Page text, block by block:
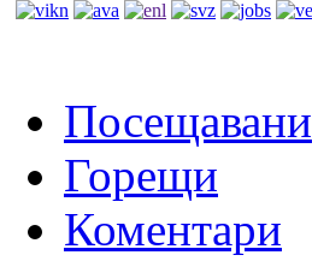
Посещавани
Горещи
Коментари